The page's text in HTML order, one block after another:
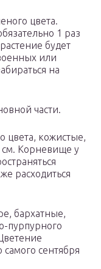
цвета.
1 раз
будет
или
на
части.
цвета, кожистые,
Корневище у
расходиться
бархатные,
пурпурного
сентября